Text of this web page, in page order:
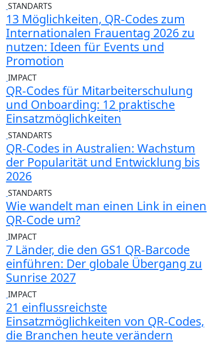
STANDARTS
13 Möglichkeiten, QR-Codes zum
Internationalen Frauentag 2026 zu
nutzen: Ideen für Events und
Promotion
IMPACT
QR-Codes für Mitarbeiterschulung
und Onboarding: 12 praktische
Einsatzmöglichkeiten
STANDARTS
QR-Codes in Australien: Wachstum
der Popularität und Entwicklung bis
2026
STANDARTS
Wie wandelt man einen Link in einen
QR-Code um?
IMPACT
7 Länder, die den GS1 QR-Barcode
einführen: Der globale Übergang zu
Sunrise 2027
IMPACT
21 einflussreichste
Einsatzmöglichkeiten von QR-Codes,
die Branchen heute verändern